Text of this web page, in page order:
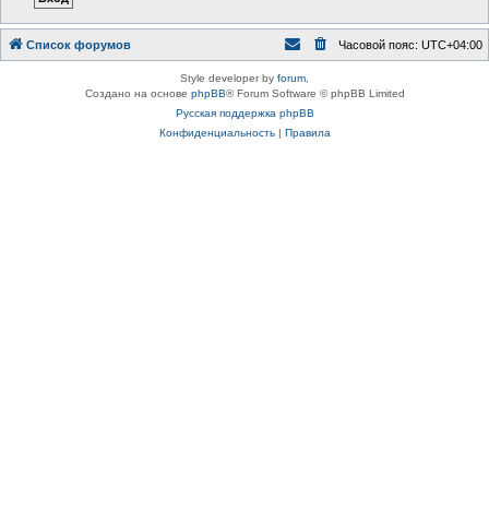
Список форумов Часовой пояс: UTC+04:00
Style developer by forum,
Создано на основе phpBB® Forum Software © phpBB Limited
Русская поддержка phpBB
Конфиденциальность| Правила